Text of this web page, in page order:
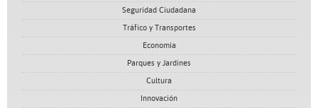
Seguridad Ciudadana
Tráfico y Transportes
Economía
Parques y Jardines
Cultura
Innovación